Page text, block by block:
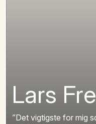
Lars
”Det vigtigste for mig